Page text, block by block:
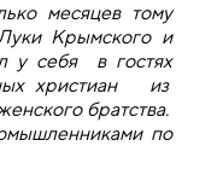
месяцев тому
Крымского и
у себя в гостях
христиан из
братства.
по